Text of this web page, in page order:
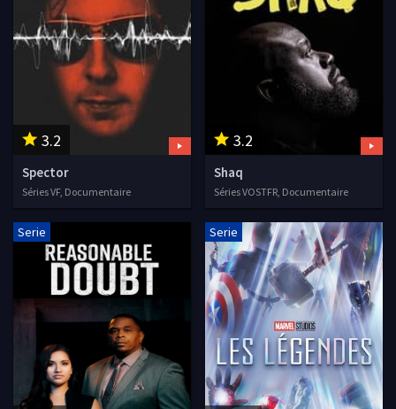
3.2
Spector
Séries VF, Documentaire
3.2
Shaq
Séries VOSTFR, Documentaire
Serie Serie